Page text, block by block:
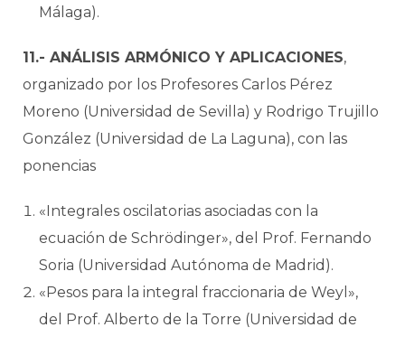
Málaga).
11.- ANÁLISIS ARMÓNICO Y APLICACIONES,
organizado por los Profesores Carlos Pérez
Moreno (Universidad de Sevilla) y Rodrigo Trujillo
González (Universidad de La Laguna), con las
ponencias
«Integrales oscilatorias asociadas con la
ecuación de Schrödinger», del Prof. Fernando
Soria (Universidad Autónoma de Madrid).
«Pesos para la integral fraccionaria de Weyl»,
del Prof. Alberto de la Torre (Universidad de